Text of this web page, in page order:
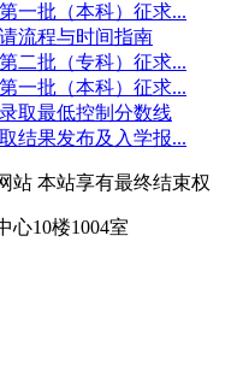
一批（本科）征求...
流程与时间指南
二批（专科）征求...
一批（本科）征求...
取最低控制分数线
结果发布及入学报...
站 本站享有最终结束权
心10楼1004室